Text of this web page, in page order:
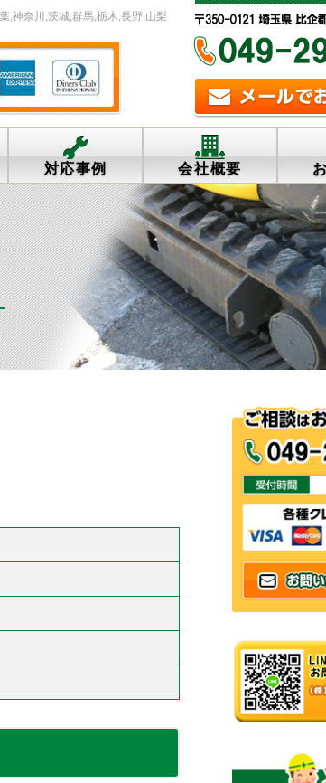
,神奈川,茨城,群馬,栃木,長野,山梨
対応事例 会社概要